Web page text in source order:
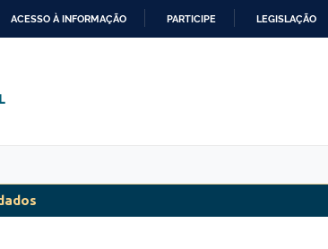
ACESSO À INFORMAÇÃO PARTICIPE LEGISLAÇÃO